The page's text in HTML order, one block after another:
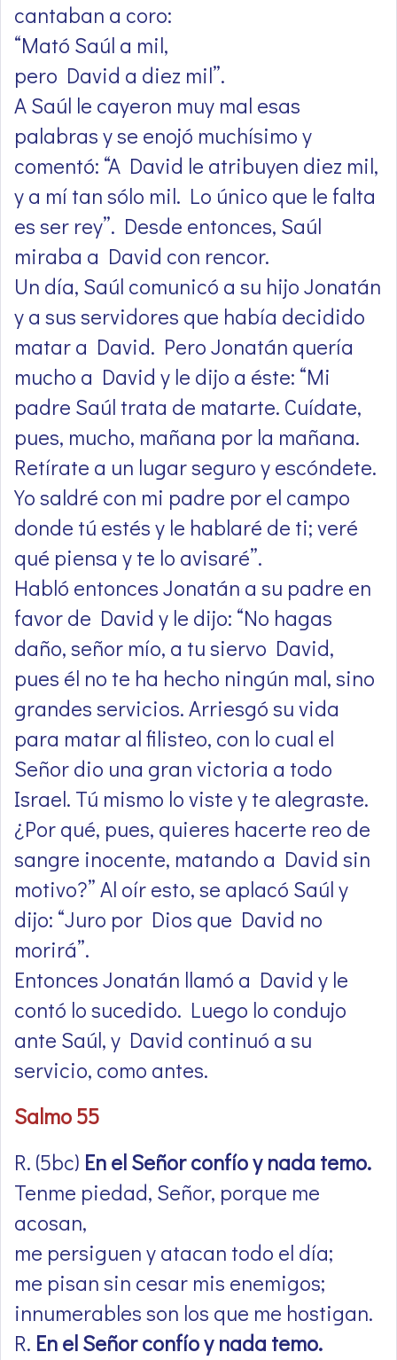
cantaban a coro:
“Mató Saúl a mil,
pero David a diez mil”.
A Saúl le cayeron muy mal esas
palabras y se enojó muchísimo y
comentó: “A David le atribuyen diez mil,
y a mí tan sólo mil. Lo único que le falta
es ser rey”. Desde entonces, Saúl
miraba a David con rencor.
Un día, Saúl comunicó a su hijo Jonatán
y a sus servidores que había decidido
matar a David. Pero Jonatán quería
mucho a David y le dijo a éste: “Mi
padre Saúl trata de matarte. Cuídate,
pues, mucho, mañana por la mañana.
Retírate a un lugar seguro y escóndete.
Yo saldré con mi padre por el campo
donde tú estés y le hablaré de ti; veré
qué piensa y te lo avisaré”.
Habló entonces Jonatán a su padre en
favor de David y le dijo: “No hagas
daño, señor mío, a tu siervo David,
pues él no te ha hecho ningún mal, sino
grandes servicios. Arriesgó su vida
para matar al filisteo, con lo cual el
Señor dio una gran victoria a todo
Israel. Tú mismo lo viste y te alegraste.
¿Por qué, pues, quieres hacerte reo de
sangre inocente, matando a David sin
motivo?” Al oír esto, se aplacó Saúl y
dijo: “Juro por Dios que David no
morirá”.
Entonces Jonatán llamó a David y le
contó lo sucedido. Luego lo condujo
ante Saúl, y David continuó a su
servicio, como antes.
Salmo 55
R. (5bc) En el Señor confío y nada temo.
Tenme piedad, Señor, porque me
acosan,
me persiguen y atacan todo el día;
me pisan sin cesar mis enemigos;
innumerables son los que me hostigan.
R. En el Señor confío y nada temo.